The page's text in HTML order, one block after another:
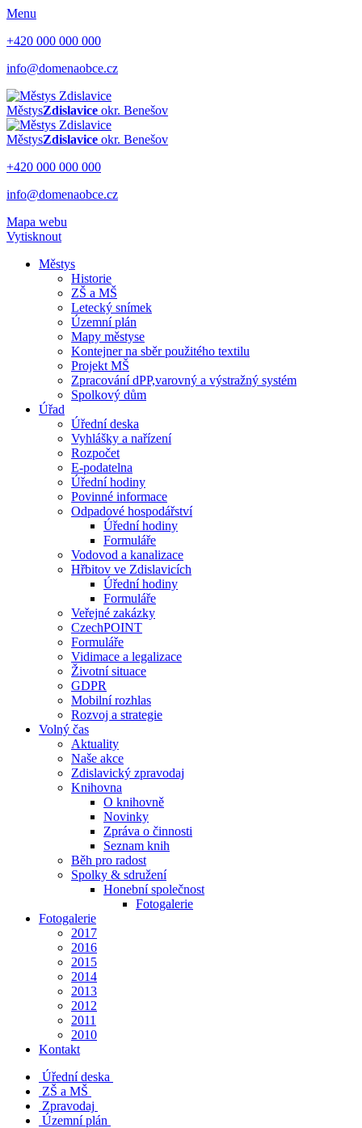
Menu
+420 000 000 000
info@domenaobce.cz
MěstysZdislavice okr. Benešov
MěstysZdislavice okr. Benešov
+420 000 000 000
info@domenaobce.cz
Mapa webu
Vytisknout
Městys
Historie
ZŠ a MŠ
Letecký snímek
Územní plán
Mapy městyse
Kontejner na sběr použitého textilu
Projekt MŠ
Zpracování dPP,varovný a výstražný systém
Spolkový dům
Úřad
Úřední deska
Vyhlášky a nařízení
Rozpočet
E-podatelna
Úřední hodiny
Povinné informace
Odpadové hospodářství
Úřední hodiny
Formuláře
Vodovod a kanalizace
Hřbitov ve Zdislavicích
Úřední hodiny
Formuláře
Veřejné zakázky
CzechPOINT
Formuláře
Vidimace a legalizace
Životní situace
GDPR
Mobilní rozhlas
Rozvoj a strategie
Volný čas
Aktuality
Naše akce
Zdislavický zpravodaj
Knihovna
O knihovně
Novinky
Zpráva o činnosti
Seznam knih
Běh pro radost
Spolky & sdružení
Honební společnost
Fotogalerie
Fotogalerie
2017
2016
2015
2014
2013
2012
2011
2010
Kontakt
Úřední deska
ZŠ a MŠ
Zpravodaj
Územní plán